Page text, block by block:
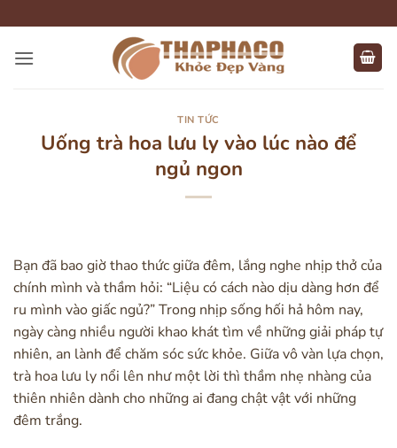
qua
nội
TIN TỨC
Uống trà hoa lưu ly vào lúc nào để
ngủ ngon
Bạn đã bao giờ thao thức giữa đêm, lắng nghe nhịp thở của
chính mình và thầm hỏi: “Liệu có cách nào dịu dàng hơn để
ru mình vào giấc ngủ?” Trong nhịp sống hối hả hôm nay,
ngày càng nhiều người khao khát tìm về những giải pháp tự
nhiên, an lành để chăm sóc sức khỏe. Giữa vô vàn lựa chọn,
trà hoa lưu ly nổi lên như một lời thì thầm nhẹ nhàng của
thiên nhiên dành cho những ai đang chật vật với những
đêm trắng.